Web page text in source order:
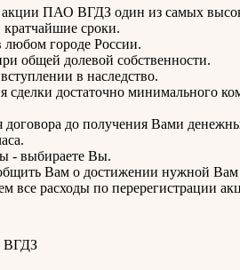
ПАО ВГДЗ один из самых
сроки.
городе России.
общей долевой собственности.
в наследство.
сделки достаточно минимального
договора до получения Вами
- выбираете Вы.
Вам о достижении нужной
все расходы по перерегистрации